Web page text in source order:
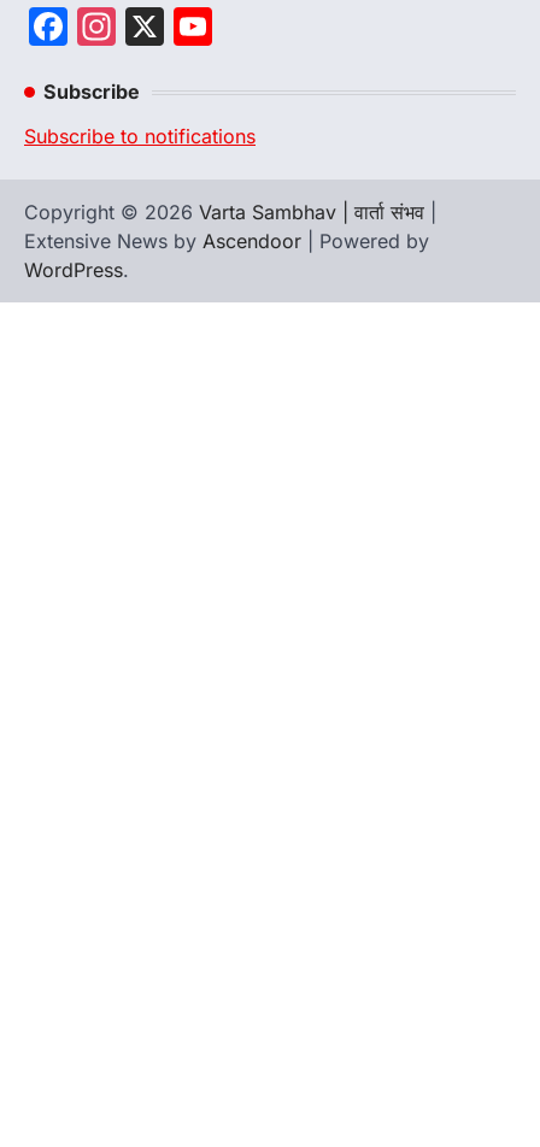
Facebook
Instagram
X
Subscribe
Subscribe to notifications
Copyright © 2026 Varta Sambhav | वार्ता संभव
Extensive News by Ascendoor | Powered by
WordPress.